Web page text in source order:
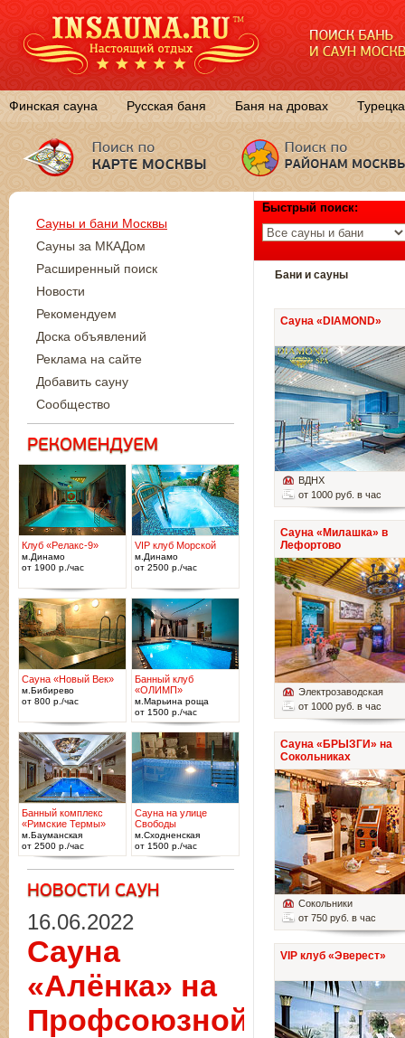
Финская сауна Русская баня Баня на дровах
Быстрый поиск:
Бани и сауны
Сауна «DIAMOND»
ВДНХ
от 1000 руб. в час
Сауна «Милашка» в
Лефортово
Электрозаводская
от 1000 руб. в час
Сауна «БРЫЗГИ» на
Сокольниках
Сокольники
от 750 руб. в час
VIP клуб «Эверест»
Сауны и бани Москвы
Сауны за МКАДом
Расширенный поиск
Новости
Рекомендуем
Доска объявлений
Реклама на сайте
Добавить сауну
Сообщество
Клуб «Релакс-9»
м.Динамо
от 1900 р./час
VIP клуб Морской
м.Динамо
от 2500 р./час
Сауна «Новый Век»
м.Бибирево
от 800 р./час
Банный клуб
«ОЛИМП»
м.Марьина роща
от 1500 р./час
Банный комплекс
«Римские Термы»
м.Бауманская
от 2500 р./час
Сауна на улице
Свободы
м.Сходненская
от 1500 р./час
16.06.2022
Сауна
«Алёнка» на
Профсоюзной